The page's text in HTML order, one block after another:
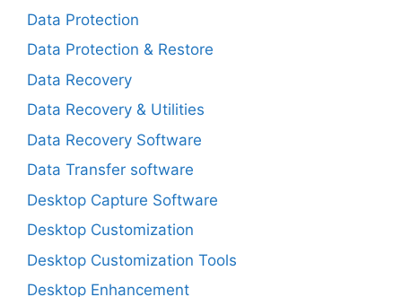
Data Protection
Data Protection & Restore
Data Recovery
Data Recovery & Utilities
Data Recovery Software
Data Transfer software
Desktop Capture Software
Desktop Customization
Desktop Customization Tools
Desktop Enhancement